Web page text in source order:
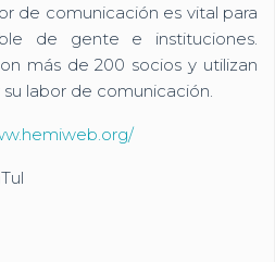
de comunicación es vital para
de gente e instituciones.
más de 200 socios y utilizan
labor de comunicación.